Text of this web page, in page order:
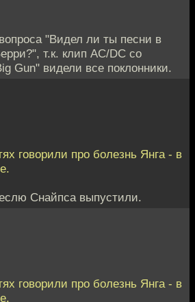
"Видел ли ты песни в
т.к. клип AC/DC со
Gun" видели все поклонники.
говорили про болезнь Янга - в
Снайпса выпустили.
говорили про болезнь Янга - в